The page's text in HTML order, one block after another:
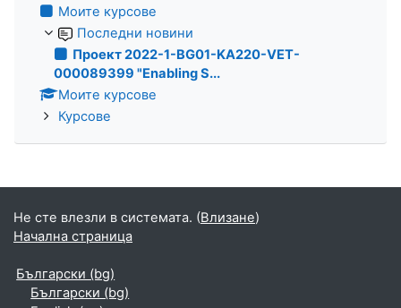
Моите курсове
Последни новини
Проект 2022-1-BG01-KA220-VET-
000089399 "Enabling S...
Моите курсове
Курсове
Не сте влезли в системата. (Влизане)
Начална страница
Български ‎(bg)‎
Български ‎(bg)‎